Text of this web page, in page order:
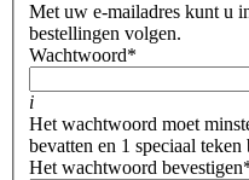
Met uw e-mailadres kunt u
bestellingen volgen.
Wachtwoord*
i
Het wachtwoord moet
bevatten en 1 speciaal
Het wachtwoord bevestigen